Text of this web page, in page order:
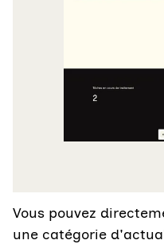
Vous pouvez
une catégorie